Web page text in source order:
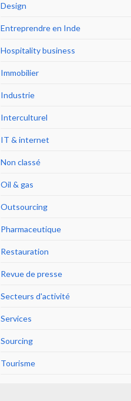
Design
Entreprendre en Inde
Hospitality business
Immobilier
Industrie
Interculturel
IT & internet
Non classé
Oil & gas
Outsourcing
Pharmaceutique
Restauration
Revue de presse
Secteurs d'activité
Services
Sourcing
Tourisme